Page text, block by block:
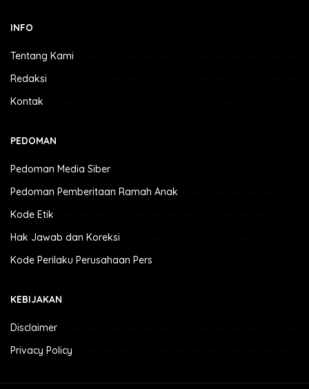
INFO
Tentang Kami
Redaksi
Kontak
PEDOMAN
Pedoman Media Siber
Pedoman Pemberitaan Ramah Anak
Kode Etik
Hak Jawab dan Koreksi
Kode Perilaku Perusahaan Pers
KEBIJAKAN
Disclaimer
Privacy Policy